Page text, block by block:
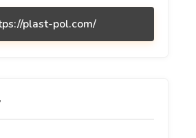
plast-pol.com/